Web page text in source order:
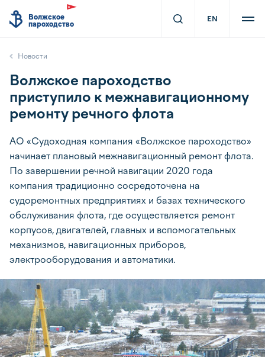
Волжское
пароходство
EN
Новости
Волжское пароходство
приступило к межнавигационному
ремонту речного флота
АО «Судоходная компания «Волжское пароходство»
начинает плановый межнавигационный ремонт флота.
По завершении речной навигации 2020 года
компания традиционно сосредоточена на
судоремонтных предприятиях и базах технического
обслуживания флота, где осуществляется ремонт
корпусов, двигателей, главных и вспомогательных
механизмов, навигационных приборов,
электрооборудования и автоматики.